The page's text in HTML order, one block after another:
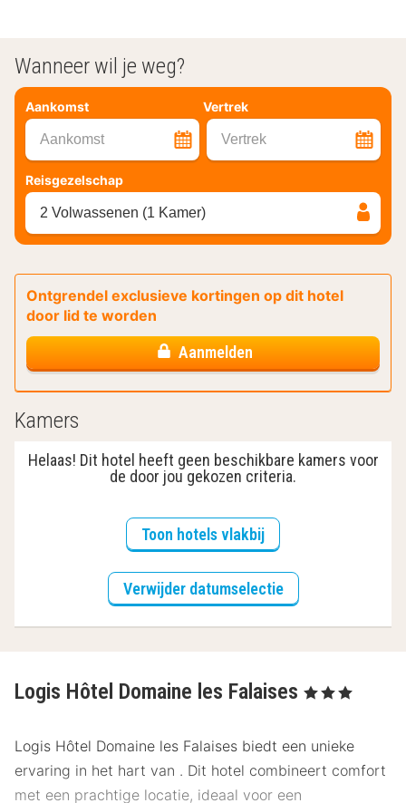
Wanneer wil je weg?
Aankomst Vertrek
Aankomst Vertrek
Reisgezelschap
2 Volwassenen (1 Kamer)
Ontgrendel exclusieve kortingen op dit hotel
door lid te worden
Aanmelden
Kamers
Helaas! Dit hotel heeft geen beschikbare kamers voor
de door jou gekozen criteria.
Toon hotels vlakbij
Verwijder datumselectie
Logis Hôtel Domaine les Falaises , 3 Sterren
Logis Hôtel Domaine les Falaises biedt een unieke
ervaring in het hart van . Dit hotel combineert comfort
met een prachtige locatie, ideaal voor een